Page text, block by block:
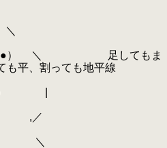
＼ 足してもま
も平、割っても地平線
|
／